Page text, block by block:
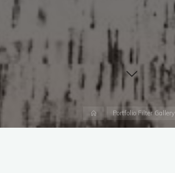
AccueilPortfolio Filter Gallery